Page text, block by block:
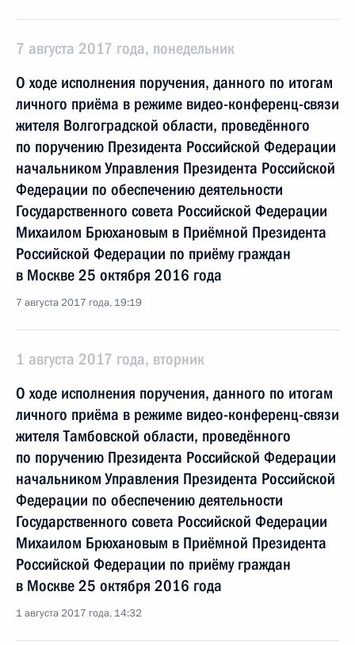
7 августа 2017 года, понедельник
О ходе исполнения поручения, данного по итогам
личного приёма в режиме видео-конференц-связи
жителя Волгоградской области, проведённого
по поручению Президента Российской Федерации
начальником Управления Президента Российской
Федерации по обеспечению деятельности
Государственного совета Российской Федерации
Михаилом Брюхановым в Приёмной Президента
Российской Федерации по приёму граждан
в Москве 25 октября 2016 года
7 августа 2017 года, 19:19
1 августа 2017 года, вторник
О ходе исполнения поручения, данного по итогам
личного приёма в режиме видео-конференц-связи
жителя Тамбовской области, проведённого
по поручению Президента Российской Федерации
начальником Управления Президента Российской
Федерации по обеспечению деятельности
Государственного совета Российской Федерации
Михаилом Брюхановым в Приёмной Президента
Российской Федерации по приёму граждан
в Москве 25 октября 2016 года
1 августа 2017 года, 14:32